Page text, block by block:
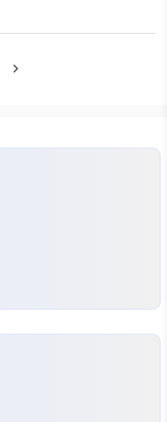
문해서 일독
다.
can't
navigate_next